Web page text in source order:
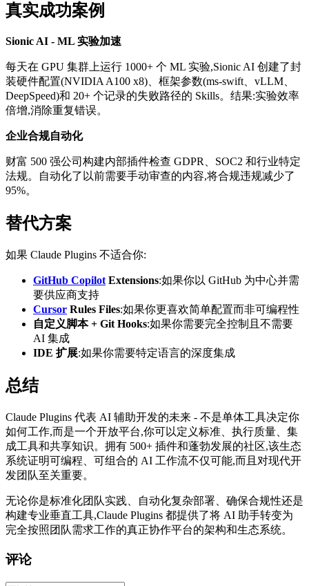
真实成功案例
Sionic AI - ML 实验加速
每天在 GPU 集群上运行 1000+ 个 ML 实验,Sionic AI 创建了封
装硬件配置(NVIDIA A100 x8)、框架参数(ms-swift、vLLM、
DeepSpeed)和 20+ 个记录的失败路径的 Skills。结果:实验效率
倍增,消除重复错误。
企业合规自动化
财富 500 强公司构建内部插件检查 GDPR、SOC2 和行业特定
法规。自动化了以前需要手动审查的内容,将合规违规减少了
95%。
替代方案
如果 Claude Plugins 不适合你:
GitHub Copilot Extensions:如果你以 GitHub 为中心并需
要供应商支持
Cursor Rules Files:如果你更喜欢简单配置而非可编程性
自定义脚本 + Git Hooks:如果你需要完全控制且不需要
AI 集成
IDE 扩展:如果你需要特定语言的深度集成
总结
Claude Plugins 代表 AI 辅助开发的未来 - 不是单体工具决定你
如何工作,而是一个开放平台,你可以定义标准、执行质量、集
成工具和共享知识。拥有 500+ 插件和蓬勃发展的社区,该生态
系统证明可编程、可组合的 AI 工作流不仅可能,而且对现代开
发团队至关重要。
无论你是标准化团队实践、自动化复杂部署、确保合规性还是
构建专业垂直工具,Claude Plugins 都提供了将 AI 助手转变为
完全按照团队需求工作的真正协作平台的架构和生态系统。
评论